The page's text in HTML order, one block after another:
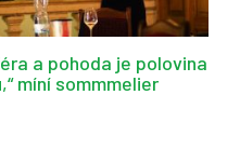
a pohoda je polovina
míní sommmelier